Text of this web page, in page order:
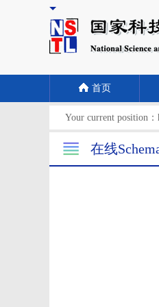
首页
Your current position：
在线